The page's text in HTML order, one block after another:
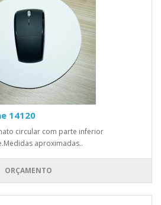
14120
circular com parte inferior
aproximadas..
ORÇAMENTO